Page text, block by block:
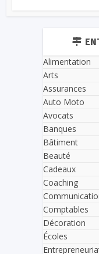
Alimentation
Arts
Assurances
Auto Moto
Avocats
Banques
Bâtiment
Beauté
Cadeaux
Coaching
Comptables
Décoration
Écoles